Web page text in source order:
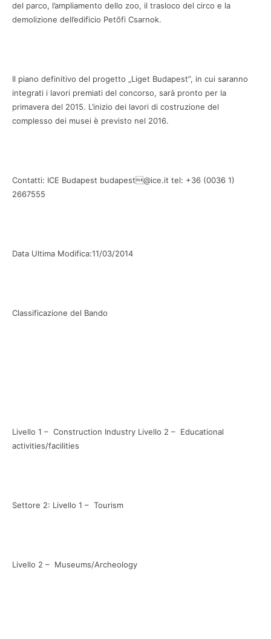
del parco, l’ampliamento dello zoo, il trasloco del circo e la
demolizione dell’edificio Petőfi Csarnok.
Il piano definitivo del progetto „Liget Budapest”, in cui saranno
integrati i lavori premiati del concorso, sarà pronto per la
primavera del 2015. L’inizio dei lavori di costruzione del
complesso dei musei è previsto nel 2016.
Contatti: ICE Budapest budapest@ice.it tel: +36 (0036 1)
2667555
Data Ultima Modifica:11/03/2014
Classificazione del Bando
Livello 1 – Construction Industry Livello 2 – Educational
activities/facilities
Settore 2: Livello 1 – Tourism
Livello 2 – Museums/Archeology